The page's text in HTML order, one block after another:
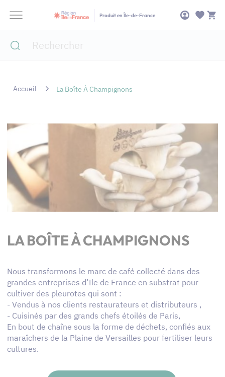
Produit en Île-de-France
Accueil La Boîte À Champignons
LA BOÎTE À CHAMPIGNONS
Nous transformons le marc de café collecté dans des
grandes entreprises d’Ile de France en substrat pour
cultiver des pleurotes qui sont :
- Vendus à nos clients restaurateurs et distributeurs ,
- Cuisinés par des grands chefs étoilés de Paris,
En bout de chaîne sous la forme de déchets, confiés aux
maraîchers de la Plaine de Versailles pour fertiliser leurs
cultures.